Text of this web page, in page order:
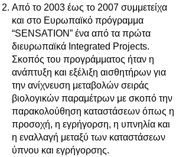
Από το 2003 έως το 2007 συμμετείχα
και στο Ευρωπαϊκό πρόγραμμα
“SENSATION” ένα από τα πρώτα
διευρωπαϊκά Integrated Projects.
Σκοπός του προγράμματος ήταν η
ανάπτυξη και εξέλιξη αισθητήρων για
την ανίχνευση μεταβολών σειράς
βιολογικών παραμέτρων με σκοπό την
παρακολούθηση καταστάσεων όπως η
προσοχή, η εγρήγορση, η υπνηλία και
η εναλλαγή μεταξύ των καταστάσεων
ύπνου και εγρήγορσης.